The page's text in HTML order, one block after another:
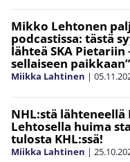
Mikko Lehtonen
podcastissa: tästä
lähteä SKA Pietariin
sellaiseen paikkaan”
Miikka Lahtinen |
NHL:stä
Lehtosella huima
tulosta KHL:ssä!
Miikka Lahtinen |